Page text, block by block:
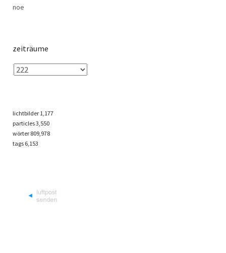
noe
zeiträume
lichtbilder 1,177
particles3,550
wörter 809,978
tags 6,153